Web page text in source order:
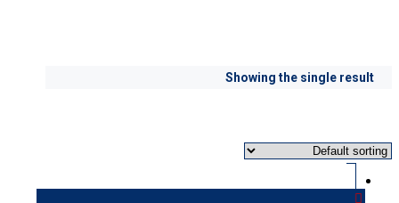
Showing the single result